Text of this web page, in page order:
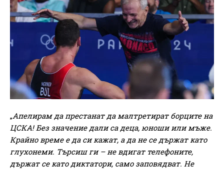
„Апелирам да престанат да малтретират борците на
ЦСКА! Без значение дали са деца, юноши или мъже.
Крайно време е да си кажат, а да не се държат като
глухонеми. Търсиш ги – не вдигат телефоните,
държат се като диктатори, само заповядват. Не